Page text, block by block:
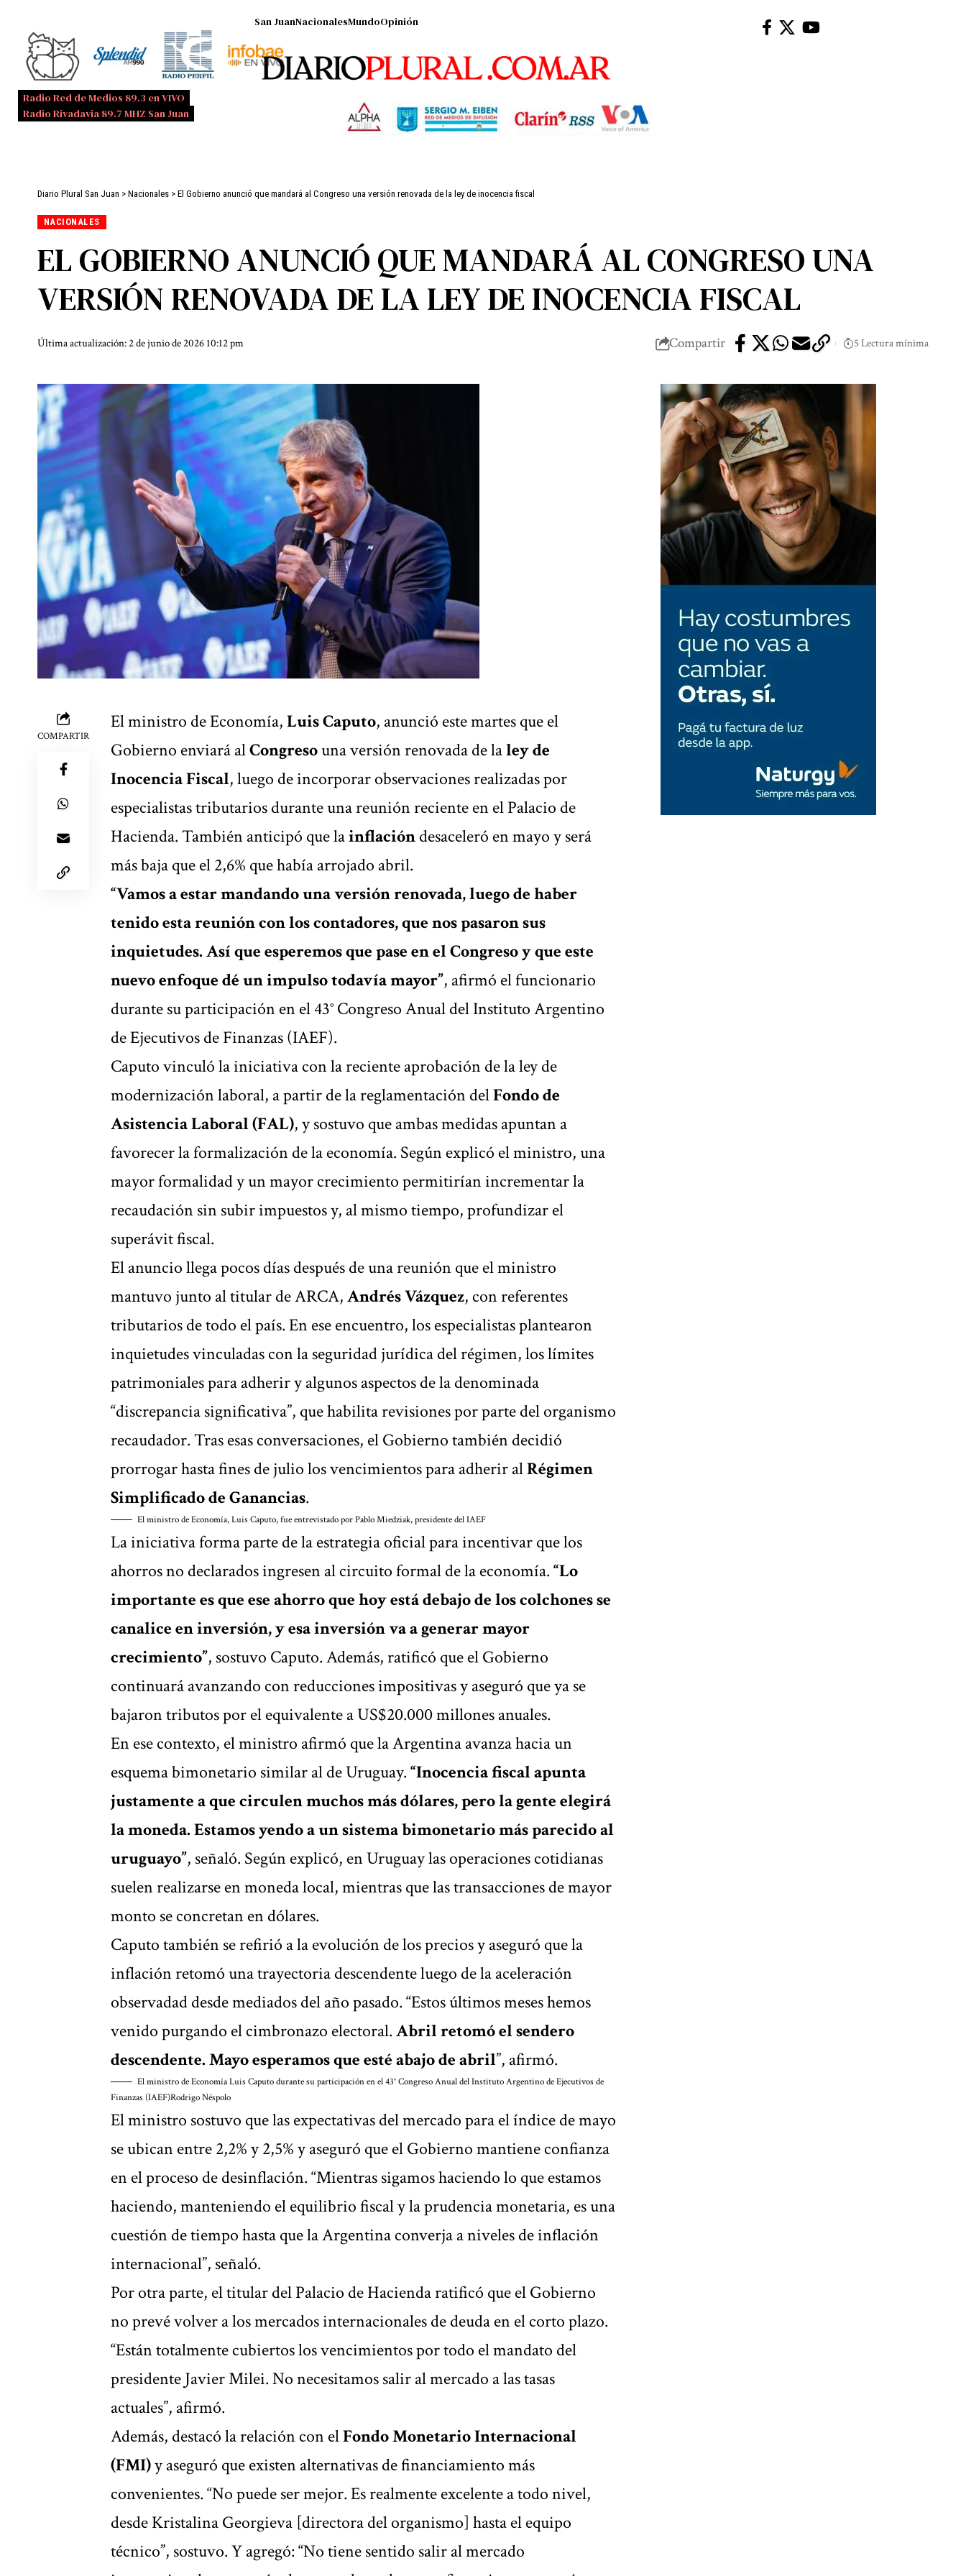
Radio Red de Medios 89.3 en VIVO
Radio Rivadavia 89.7 MHZ San Juan
San JuanNacionalesMundoOpinión
Diario Plural San Juan > Nacionales > El Gobierno anunció que mandará al Congreso una versión renovada de la ley de inocencia fiscal
NACIONALES
EL GOBIERNO ANUNCIÓ QUE MANDARÁ AL CONGRESO UNA
VERSIÓN RENOVADA DE LA LEY DE INOCENCIA FISCAL
Última actualización: 2 de junio de 2026 10:12 pm Compartir 5 Lectura mínima
COMPARTIR
El ministro de Economía,Luis Caputo, anunció este martes que el
Gobierno enviará alCongresouna versión renovada de laley de
Inocencia Fiscal,luego de incorporar observaciones realizadas por
especialistas tributarios durante una reunión reciente en el Palacio de
Hacienda.También anticipó que lainflacióndesaceleró en mayo y será
más baja que el 2,6% que había arrojado abril.
“Vamos a estar mandando una versión renovada, luego de haber
tenido esta reunión con los contadores, que nos pasaron sus
inquietudes. Así que esperemos que pase en el Congreso y que este
nuevo enfoque dé un impulso todavía mayor”, afirmó el funcionario
durante su participación en el 43° Congreso Anual del Instituto Argentino
de Ejecutivos de Finanzas (IAEF).
Caputo vinculó la iniciativa con la reciente aprobación de la ley de
modernización laboral, a partir de la reglamentación delFondo de
Asistencia Laboral (FAL), y sostuvo que ambas medidas apuntan a
favorecer la formalización de la economía. Según explicó el ministro, una
mayor formalidad y un mayor crecimiento permitirían incrementar la
recaudación sin subir impuestos y, al mismo tiempo, profundizar el
superávit fiscal.
El anuncio llega pocos días después de una reunión que el ministro
mantuvo junto al titular de ARCA,Andrés Vázquez, con referentes
tributarios de todo el país.En ese encuentro, los especialistas plantearon
inquietudes vinculadas con la seguridad jurídica del régimen, los límites
patrimoniales para adherir y algunos aspectos de la denominada
“discrepancia significativa”, que habilita revisiones por parte del organismo
recaudador. Tras esas conversaciones, el Gobierno también decidió
prorrogar hasta fines de julio los vencimientos para adherir alRégimen
Simplificado de Ganancias.
El ministro de Economía, Luis Caputo, fue entrevistado por Pablo Miedziak, presidente del IAEF
La iniciativa forma parte de la estrategia oficial para incentivar que los
ahorros no declarados ingresen al circuito formal de la economía.“Lo
importante es que ese ahorro que hoy está debajo de los colchones se
canalice en inversión, y esa inversión va a generar mayor
crecimiento”, sostuvo Caputo. Además, ratificó que el Gobierno
continuará avanzando con reducciones impositivas y aseguró que ya se
bajaron tributos por el equivalente a US$20.000 millones anuales.
En ese contexto, el ministro afirmó que la Argentina avanza hacia un
esquema bimonetario similar al de Uruguay.“Inocencia fiscal apunta
justamente a que circulen muchos más dólares, pero la gente elegirá
la moneda. Estamos yendo a un sistema bimonetario más parecido al
uruguayo”, señaló. Según explicó, en Uruguay las operaciones cotidianas
suelen realizarse en moneda local, mientras que las transacciones de mayor
monto se concretan en dólares.
Caputo también se refirió a la evolución de los precios y aseguró que la
inflación retomó una trayectoria descendente luego de la aceleración
observadad desde mediados del año pasado. “Estos últimos meses hemos
venido purgando el cimbronazo electoral.Abril retomó el sendero
descendente. Mayo esperamos que esté abajo de abril”, afirmó.
El ministro de Economía Luis Caputo durante su participación en el 43° Congreso Anual del Instituto Argentino de Ejecutivos de
Finanzas (IAEF)Rodrigo Néspolo
El ministro sostuvo que las expectativas del mercado para el índice de mayo
se ubican entre 2,2% y 2,5% y aseguró que el Gobierno mantiene confianza
en el proceso de desinflación. “Mientras sigamos haciendo lo que estamos
haciendo, manteniendo el equilibrio fiscal y la prudencia monetaria, es una
cuestión de tiempo hasta que la Argentina converja a niveles de inflación
internacional”, señaló.
Por otra parte, el titular del Palacio de Hacienda ratificó que el Gobierno
no prevé volver a los mercados internacionales de deuda en el corto plazo.
“Están totalmente cubiertos los vencimientos por todo el mandato del
presidente Javier Milei. No necesitamos salir al mercado a las tasas
actuales”, afirmó.
Además, destacó la relación con elFondo Monetario Internacional
(FMI)y aseguró que existen alternativas de financiamiento más
convenientes. “No puede ser mejor. Es realmente excelente a todo nivel,
desde Kristalina Georgieva [directora del organismo] hasta el equipo
técnico”, sostuvo. Y agregó: “No tiene sentido salir al mercado